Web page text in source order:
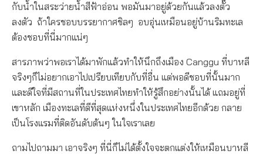
กับน้ำในสระว่ายน้ำสีฟ้าอ่อน พอมันมาอยู่ด้วยกันแล้วลงตั๊ว
ลงตัว ถ้าใครชอบบรรยากาศชิลๆ อบอุ่นเหมือนอยู่บ้านริมทะเล
ต้องชอบที่นี่มากแน่ๆ
สารภาพว่าพอเราได้มาพักแล้วทำให้นึกถึงเมือง Canggu ที่บาหลี
จริงๆก็ไม่อยากเอาไปเปรียบเทียบกับที่อื่น แต่พอดีชอบที่นั้นมาก
และดีใจที่มีสถานที่ในประเทศไทยทำให้รู้สึกอย่างนั้นได้ แถมอยู่ที่
เขาหลัก เมืองทะเลที่ดีที่สุดแห่งหนึ่งในประเทศไทยอีกด้วย กลาย
เป็นโรงแรมที่ติดอันดับต้นๆ ในใจเราเลย
ถามไปถามมา เอาจริงๆ ที่นี่ก็ไม่ได้ตั้งใจจะตกแต่งให้เหมือนบาหลี